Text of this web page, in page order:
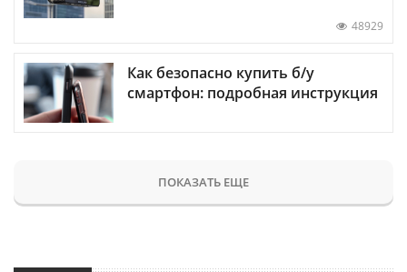
48929
Как безопасно купить б/у
смартфон: подробная инструкция
ПОКАЗАТЬ ЕЩЕ